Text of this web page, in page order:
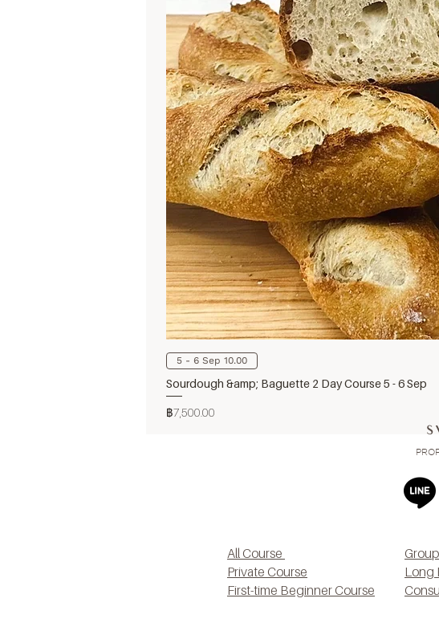
5 - 6 Sep 10.00
Sourdough &amp; Baguette 2 Day Course 5 - 6 Sep
ราคา
฿7,500.00
All Course
Private Course
First-time Beginner Course
Long